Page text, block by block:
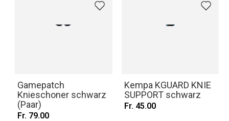
Gamepatch
Knieschoner schwarz
(Paar)
Fr. 79.00
Kempa KGUARD KNIE
SUPPORT schwarz
Fr. 45.00